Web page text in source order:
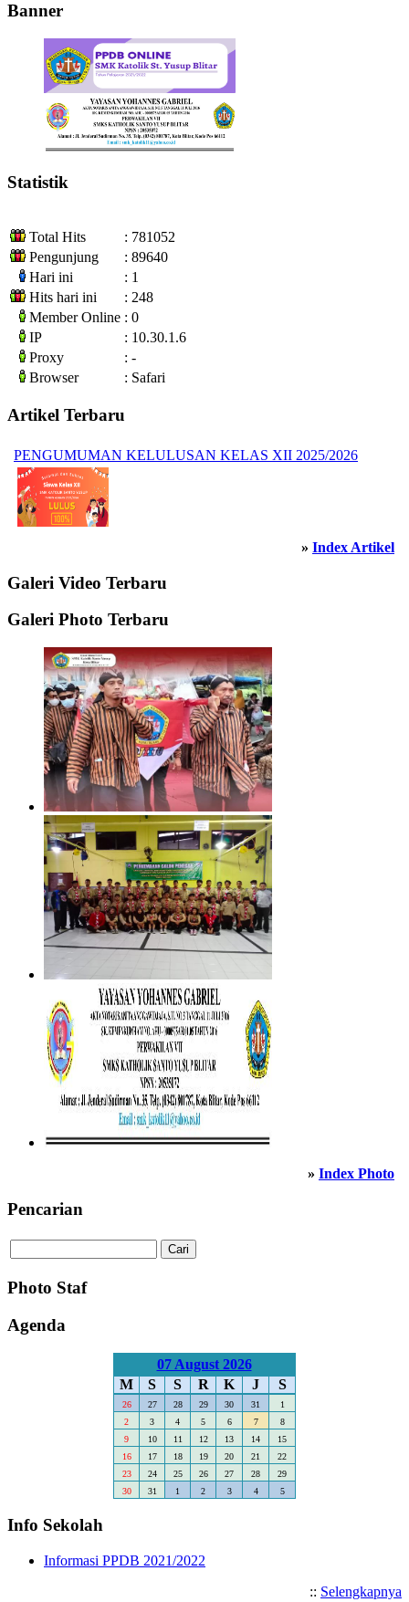
Banner
Statistik
Total Hits
: 781052
Pengunjung
: 89640
Hari ini
: 1
Hits hari ini
: 248
Member Online : 0
IP
: 10.30.1.6
Proxy
: -
Browser
: Safari
Artikel Terbaru
PENGUMUMAN KELULUSAN KELAS XII 2025/2026
» Index Artikel
Galeri Video Terbaru
Galeri Photo Terbaru
» Index Photo
Pencarian
Photo Staf
Agenda
07 August 2026
M
S S R K J S
26 27 28 29 30 31
1
2
3 4 5 6 7
8
9
10 11 12 13 14
15
16
17 18 19 20 21
22
23
24 25 26 27 28
29
30
31 1 2 3 4 5
Info Sekolah
Informasi PPDB 2021/2022
:: Selengkapnya